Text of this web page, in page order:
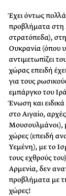
Έχει όντως
προβλήματα στη
στρατόπεδα),
Ουκρανία (όπου
αντιμετωπίζει
χώρας επειδή
για τους
εμπάργκο του
Ένωση και
στο Αιγαίο,
Μουσουλμάνοι),
χώρες (επειδή
Υεμένη), με το
τους εχθρούς
Αρμενία, δεν
προβλήματα με
χώρες!